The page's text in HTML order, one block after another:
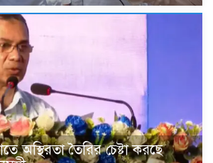
অস্থিরতা তৈরির চেষ্টা করছে